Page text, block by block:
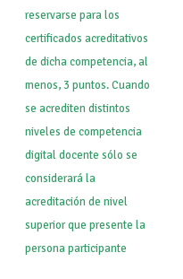
reservarse para los
certificados acreditativos
de dicha competencia, al
menos, 3 puntos. Cuando
se acrediten distintos
niveles de competencia
digital docente sólo se
considerará la
acreditación de nivel
superior que presente la
persona participante